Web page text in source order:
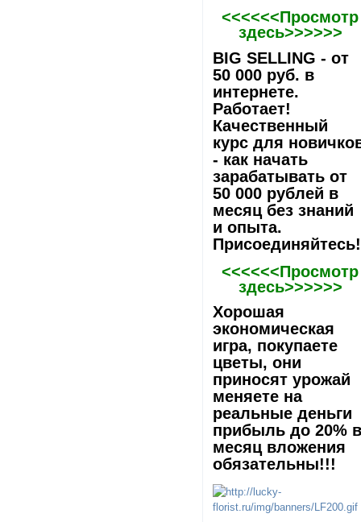
<<<<<<Просмотр
здесь>>>>>>
BIG SELLING - от
50 000 руб. в
интернете.
Работает!
Качественный
курс для
- как начать
зарабатывать от
50 000 рублей в
месяц без знаний
и опыта.
Присоединяйтесь!
<<<<<<Просмотр
здесь>>>>>>
Хорошая
экономическая
игра, покупаете
цветы, они
приносят урожай
меняете на
реальные деньги
прибыль до 20%
месяц вложения
обязательны!!!